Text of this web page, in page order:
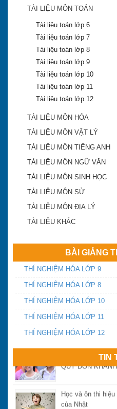
TÀI LIỆU MÔN TOÁN
Tài liệu toán lớp 6
Tài liệu toán lớp 7
Tài liệu toán lớp 8
Tài liệu toán lớp 9
Tài liệu toán lớp 10
Tài liệu toán lớp 11
Tài liệu toán lớp 12
TÀI LIỆU MÔN HÓA
TÀI LIỆU MÔN VẬT LÝ
TÀI LIỆU MÔN TIẾNG ANH
TÀI LIỆU MÔN NGỮ VĂN
TÀI LIỆU MÔN SINH HỌC
TÀI LIỆU MÔN SỬ
TÀI LIỆU MÔN ĐỊA LÝ
TÀI LIỆU KHÁC
BÀI GIẢNG
THÍ NGHIỆM HÓA LỚP 9
THÍ NGHIỆM HÓA LỚP 8
THÍ NGHIỆM HÓA LỚP 10
THÍ NGHIỆM HÓA LỚP 11
THÍ NGHIỆM HÓA LỚP 12
TIN
Khánh Hòa công
lập 2018-2019
ĐA TRÍ THÔNG
Điểm chuẩn vào
Yêu cầu chấn
Ngày thứ 2 và 3
Đề thi có tính phân
QUÝ ĐÔN